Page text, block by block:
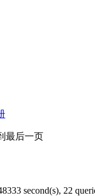
最后一页
second(s), 22